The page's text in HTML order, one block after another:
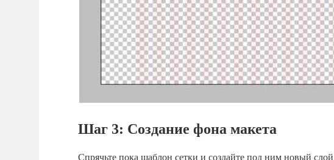
Шаг 3: Создание фона макета
Спрячьте пока шаблон сетки и создайте под ним новый